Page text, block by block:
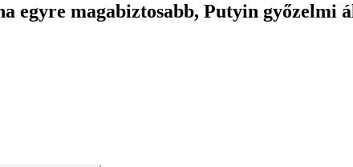
egyre magabiztosabb, Putyin győzelmi